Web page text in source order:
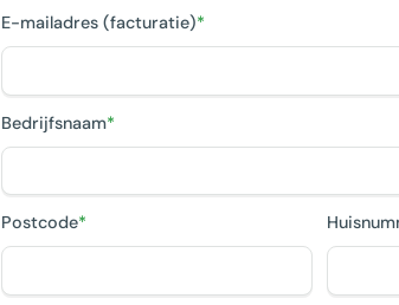
E-mailadres (facturatie)*
Bedrijfsnaam*
Postcode*